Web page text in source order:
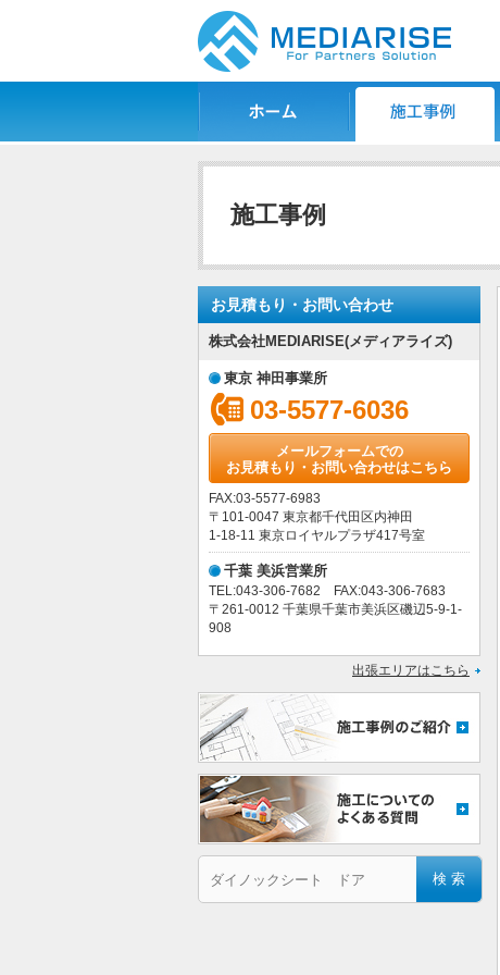
施工事例
お見積もり・お問い合わせ
株式会社MEDIARISE(メディアライズ)
東京 神田事業所
03-5577-6036
メールフォームでの
お見積もり・お問い合わせはこちら
FAX:03-5577-6983
〒101-0047 東京都千代田区内神田
1-18-11 東京ロイヤルプラザ417号室
千葉 美浜営業所
TEL:043-306-7682 FAX:043-306-7683
〒261-0012 千葉県千葉市美浜区磯辺5-9-1-
908
出張エリアはこちら